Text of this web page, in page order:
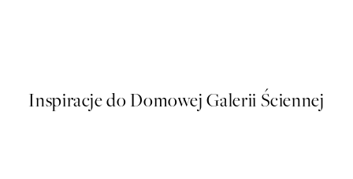
Inspiracje do Domowej Galerii Ściennej